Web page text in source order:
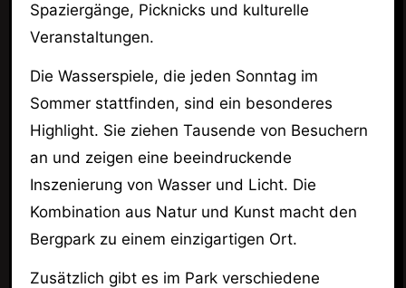
Spaziergänge, Picknicks und kulturelle
Veranstaltungen.
Die Wasserspiele, die jeden Sonntag im
Sommer stattfinden, sind ein besonderes
Highlight. Sie ziehen Tausende von Besuchern
an und zeigen eine beeindruckende
Inszenierung von Wasser und Licht. Die
Kombination aus Natur und Kunst macht den
Bergpark zu einem einzigartigen Ort.
Zusätzlich gibt es im Park verschiedene